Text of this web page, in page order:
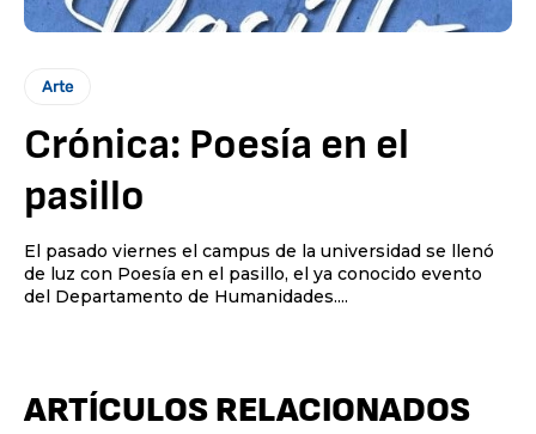
Arte
Crónica: Poesía en el
pasillo
El pasado viernes el campus de la universidad se llenó
de luz con Poesía en el pasillo, el ya conocido evento
del Departamento de Humanidades....
ARTÍCULOS RELACIONADOS